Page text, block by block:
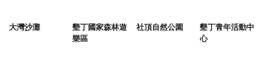
大灣沙灘
墾丁國家森林遊
樂區
社頂自然公園
墾丁青年活動中
心